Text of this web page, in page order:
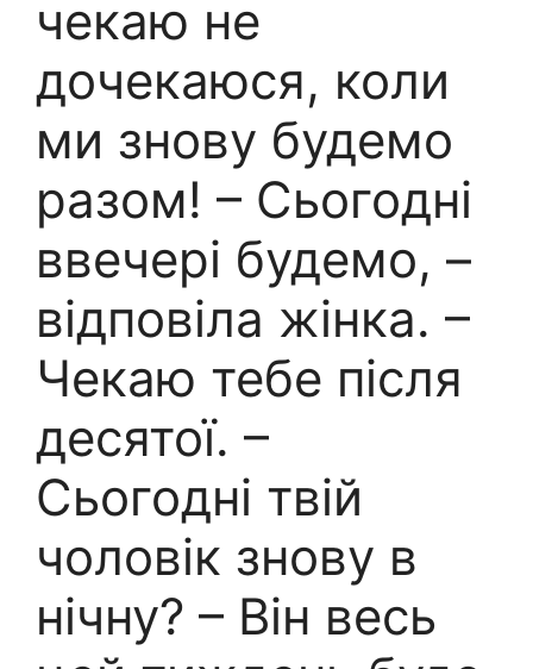
чекаю не
дочекаюся, коли
ми знову будемо
разом! – Сьогодні
ввечері будемо, –
відповіла жінка. –
Чекаю тебе після
десятої. –
Сьогодні твій
чоловік знову в
нічну? – Він весь